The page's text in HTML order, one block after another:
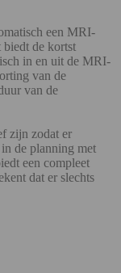
een MRI-
biedt de kortst
in en uit de MRI-
van de
van de
zijn zodat er
de planning met
een compleet
dat er slechts